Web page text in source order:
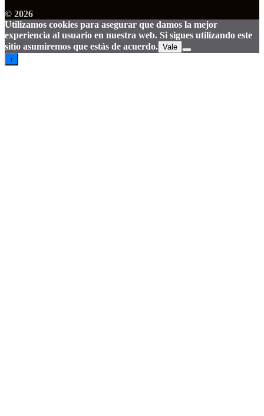
© 2026
Utilizamos cookies para asegurar que damos la mejor
experiencia al usuario en nuestra web. Si sigues utilizando este
sitio asumiremos que estás de acuerdo. Vale
↑